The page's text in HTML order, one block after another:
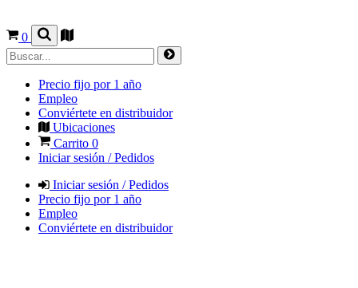
0
Precio fijo por 1 año
Empleo
Conviértete en distribuidor
Ubicaciones
Carrito 0
Iniciar sesión / Pedidos
Iniciar sesión / Pedidos
Precio fijo por 1 año
Empleo
Conviértete en distribuidor